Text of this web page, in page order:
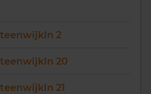
2
20
21